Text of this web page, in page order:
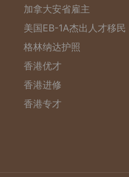
加拿大安省雇主
美国EB-1A杰出人才移民
格林纳达护照
香港优才
香港进修
香港专才